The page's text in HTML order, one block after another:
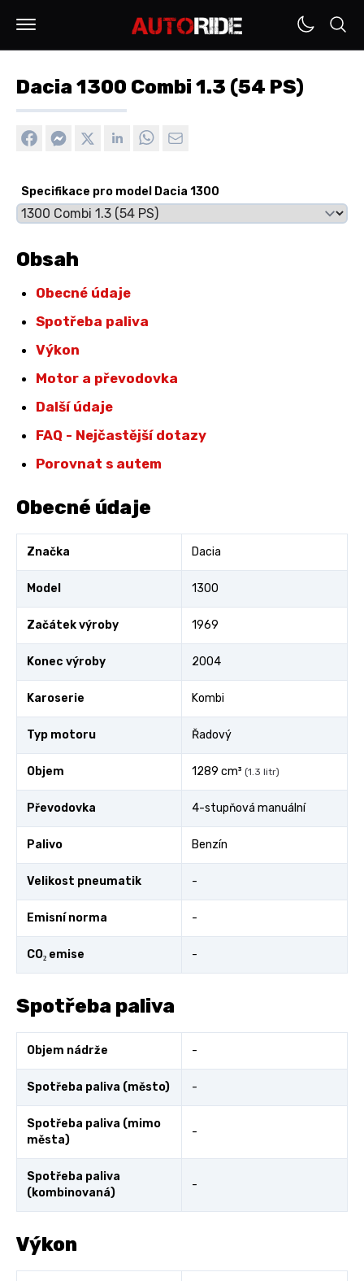
Dacia 1300 Combi 1.3 (54 PS)
Specifikace pro model Dacia 1300
Obsah
Obecné údaje
Spotřeba paliva
Výkon
Motor a převodovka
Další údaje
FAQ - Nejčastější dotazy
Porovnat s autem
Obecné údaje
Značka Dacia
Model 1300
Začátek výroby 1969
Konec výroby 2004
Karoserie Kombi
Typ motoru Řadový
Objem 1289 cm³ (1.3 litr)
Převodovka 4-stupňová manuální
Palivo Benzín
Velikost pneumatik -
Emisní norma -
CO₂ emise -
Spotřeba paliva
Objem nádrže -
Spotřeba paliva (město) -
Spotřeba paliva (mimo
města)
-
Spotřeba paliva
(kombinovaná)
-
Výkon